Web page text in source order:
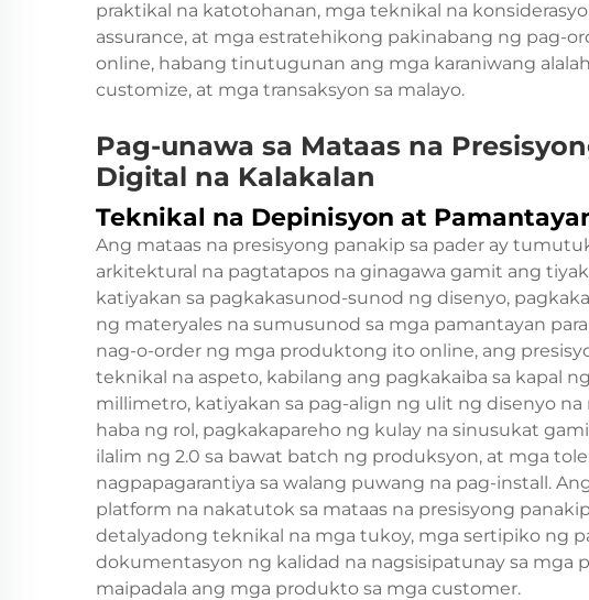
praktikal na katotohanan, mga teknikal na
assurance, at mga estratehikong pakinabang ng pag-
online, habang tinutugunan ang mga karaniwang
customize, at mga transaksyon sa malayo.
Pag-unawa sa Mataas na
Digital na Kalakalan
Teknikal na Depinisyon at
Ang mataas na presisyong panakip sa pader ay
arkitektural na pagtatapos na ginagawa gamit ang
katiyakan sa pagkakasunod-sunod ng disenyo,
ng materyales na sumusunod sa mga pamantayan
nag-o-order ng mga produktong ito online, ang
teknikal na aspeto, kabilang ang pagkakaiba sa kapal
millimetro, katiyakan sa pag-align ng ulit ng disenyo
haba ng rol, pagkakapareho ng kulay na sinusukat
ilalim ng 2.0 sa bawat batch ng produksyon, at mga
nagpapagarantiya sa walang puwang na pag-install.
platform na nakatutok sa mataas na presisyong
detalyadong teknikal na mga tukoy, mga sertipiko ng
dokumentasyon ng kalidad na nagsisipatunay sa mga
maipadala ang mga produkto sa mga customer.